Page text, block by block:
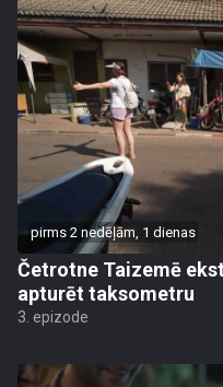
pirms 2 nedēļām, 1 dienas
Četrotne Taizemē
apturēt taksometru
3. epizode